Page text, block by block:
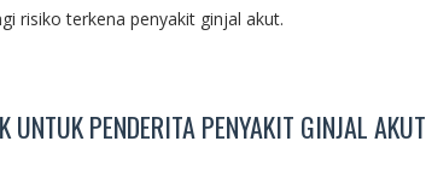
risiko terkena penyakit ginjal akut.
UNTUK PENDERITA PENYAKIT GINJAL AKUT